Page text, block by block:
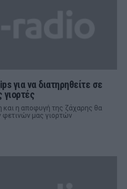
για να διατηρηθείτε σε
γιορτές
και η αποφυγή της ζάχαρης θα
φετινών μας γιορτών